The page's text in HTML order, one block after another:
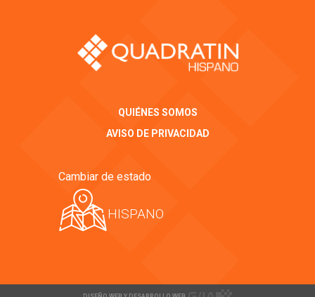
QUIÉNES SOMOS
AVISO DE PRIVACIDAD
Cambiar de estado
HISPANO